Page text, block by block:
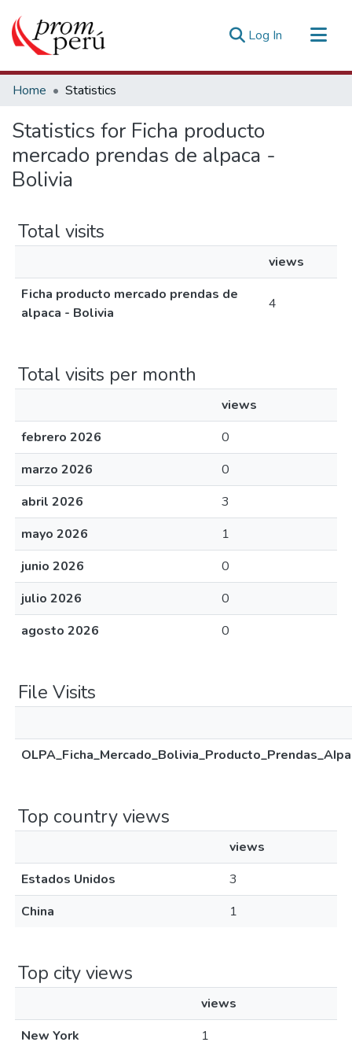
Log In (current)
Communities & Collections
Estadísticas Externas
Home Statistics
Statistics for Ficha producto
mercado prendas de alpaca -
Bolivia
Total visits
views
Ficha producto mercado prendas de
alpaca - Bolivia
4
Total visits per month
views
febrero 2026
0
marzo 2026
0
abril 2026
3
mayo 2026
1
junio 2026
0
julio 2026
0
agosto 2026
0
File Visits
Top country views
views
Estados Unidos
3
China
1
Top city views
views
New York
1